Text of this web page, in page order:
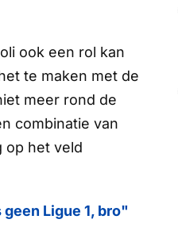
ook een rol kan
te maken met de
meer rond de
combinatie van
op het veld
Ligue 1, bro"